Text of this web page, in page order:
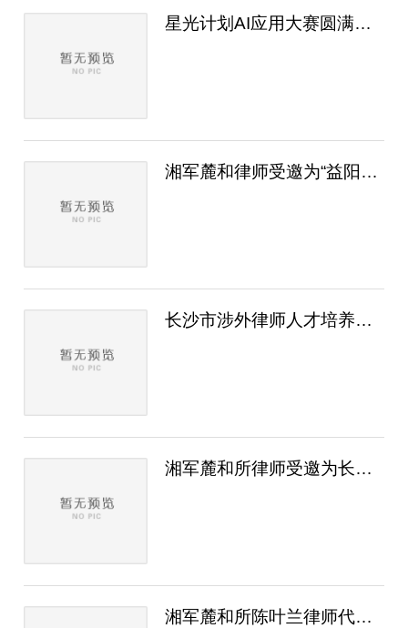
星光计划AI应用大赛圆满举行，哪些方案给到..
湘军麓和律师受邀为“益阳市集体协商展示暨..
长沙市涉外律师人才培养班“国际商事多元解..
湘军麓和所律师受邀为长沙市雨花区住房和城..
湘军麓和所陈叶兰律师代理案件获评长沙市“..